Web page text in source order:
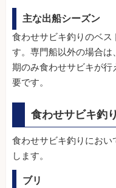
主な出船シーズン
食わせサビキ釣りのベ
す。専門船以外の場合
期のみ食わせサビキが
要です。
食わせサビキ釣
食わせサビキ釣りにお
します。
ブリ